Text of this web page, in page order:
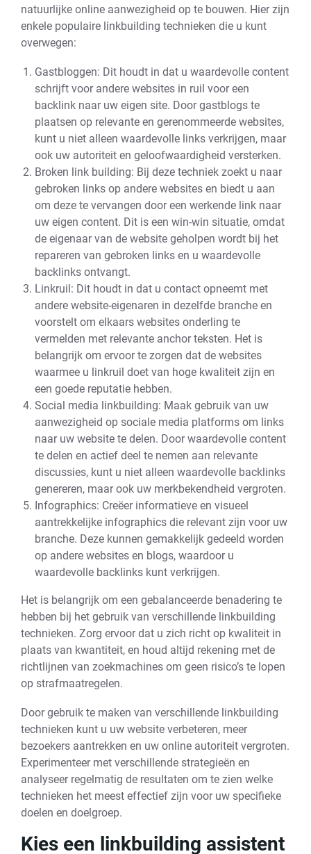
natuurlijke online aanwezigheid op te bouwen. Hier zijn
enkele populaire linkbuilding technieken die u kunt
overwegen:
Gastbloggen: Dit houdt in dat u waardevolle content
schrijft voor andere websites in ruil voor een
backlink naar uw eigen site. Door gastblogs te
plaatsen op relevante en gerenommeerde websites,
kunt u niet alleen waardevolle links verkrijgen, maar
ook uw autoriteit en geloofwaardigheid versterken.
Broken link building: Bij deze techniek zoekt u naar
gebroken links op andere websites en biedt u aan
om deze te vervangen door een werkende link naar
uw eigen content. Dit is een win-win situatie, omdat
de eigenaar van de website geholpen wordt bij het
repareren van gebroken links en u waardevolle
backlinks ontvangt.
Linkruil: Dit houdt in dat u contact opneemt met
andere website-eigenaren in dezelfde branche en
voorstelt om elkaars websites onderling te
vermelden met relevante anchor teksten. Het is
belangrijk om ervoor te zorgen dat de websites
waarmee u linkruil doet van hoge kwaliteit zijn en
een goede reputatie hebben.
Social media linkbuilding: Maak gebruik van uw
aanwezigheid op sociale media platforms om links
naar uw website te delen. Door waardevolle content
te delen en actief deel te nemen aan relevante
discussies, kunt u niet alleen waardevolle backlinks
genereren, maar ook uw merkbekendheid vergroten.
Infographics: Creëer informatieve en visueel
aantrekkelijke infographics die relevant zijn voor uw
branche. Deze kunnen gemakkelijk gedeeld worden
op andere websites en blogs, waardoor u
waardevolle backlinks kunt verkrijgen.
Het is belangrijk om een gebalanceerde benadering te
hebben bij het gebruik van verschillende linkbuilding
technieken. Zorg ervoor dat u zich richt op kwaliteit in
plaats van kwantiteit, en houd altijd rekening met de
richtlijnen van zoekmachines om geen risico’s te lopen
op strafmaatregelen.
Door gebruik te maken van verschillende linkbuilding
technieken kunt u uw website verbeteren, meer
bezoekers aantrekken en uw online autoriteit vergroten.
Experimenteer met verschillende strategieën en
analyseer regelmatig de resultaten om te zien welke
technieken het meest effectief zijn voor uw specifieke
doelen en doelgroep.
Kies een linkbuilding assistent